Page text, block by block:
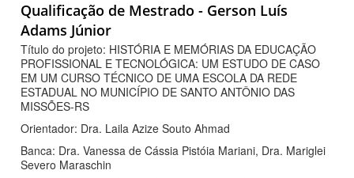
Qualificação de Mestrado - Gerson Luís
Adams Júnior
Título do projeto: HISTÓRIA E MEMÓRIAS DA EDUCAÇÃO
PROFISSIONAL E TECNOLÓGICA: UM ESTUDO DE CASO
EM UM CURSO TÉCNICO DE UMA ESCOLA DA REDE
ESTADUAL NO MUNICÍPIO DE SANTO ANTÔNIO DAS
MISSÕES-RS
Orientador: Dra. Laila Azize Souto Ahmad
Banca: Dra. Vanessa de Cássia Pistóia Mariani, Dra. Mariglei
Severo Maraschin